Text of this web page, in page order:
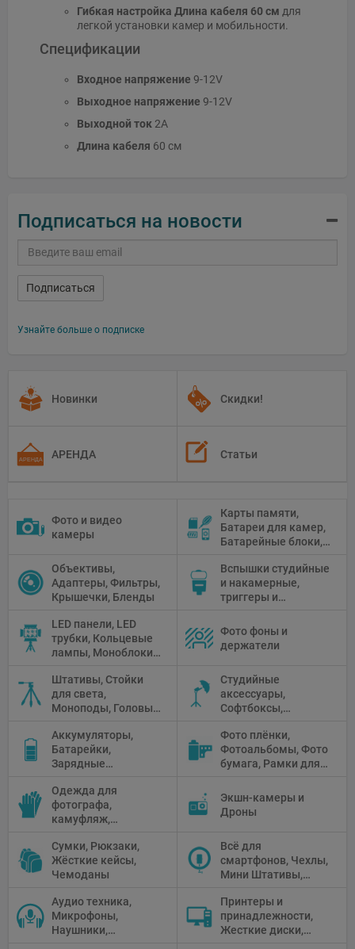
Гибкая настройка Длина кабеля 60 см для
легкой установки камер и мобильности.
Спецификации
Входное напряжение 9-12V
Выходное напряжение 9-12V
Выходной ток2A
Длина кабеля 60 см
Подписаться на новости
Подписаться
Узнайте больше о подписке
Новинки Скидки!
АРЕНДА Статьи
Фото и видео
камеры
Карты памяти,
Батареи для камер,
Батарейные блоки,
Объективы,
Адаптеры, Фильтры,
Крышечки, Бленды
Вспышки студийные
и накамерные,
триггеры и
LED панели, LED
трубки, Кольцевые
лампы, Моноблоки,
Флуоресцентное и
галогенное
освещение
Фото фоны и
держатели
Штативы, Стойки
для света,
Моноподы, Головы
Студийные
аксессуары,
Софтбоксы,
Рефлекторы,
Отражатели,
Предметные
Аккумуляторы,
Батарейки,
Зарядные
питания, Солнечные
панели
Фото плёнки,
Фотоальбомы, Фото
бумага, Рамки для
камеры
Одежда для
фотографа,
камуфляж,
Экшн-камеры и
Дроны
Сумки, Рюкзаки,
Жёсткие кейсы,
Чемоданы
Всё для
смартфонов, Чехлы,
Мини Штативы,
Аудио техника,
Микрофоны,
Наушники,
Принтеры и
принадлежности,
Жесткие диски,